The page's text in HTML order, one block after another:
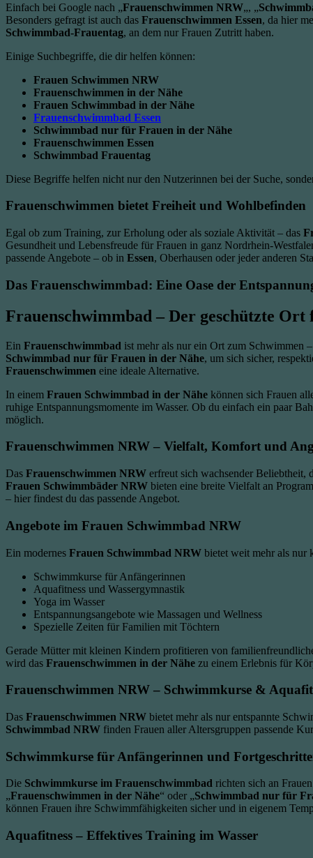
Einfach bei Google nach „Frauenschwimmen NRW„, „
Besonders gefragt ist auch das Frauenschwimmen Essen, da hier
Schwimmbad-Frauentag, an dem nur Frauen Zutritt haben.
Einige Suchbegriffe, die dir helfen können:
Frauen Schwimmen NRW
Frauenschwimmen in der Nähe
Frauen Schwimmbad in der Nähe
Frauenschwimmbad Essen
Schwimmbad nur für Frauen in der Nähe
Frauenschwimmen Essen
Schwimmbad Frauentag
Diese Begriffe helfen nicht nur den Nutzerinnen bei der Suche,
Frauenschwimmen bietet Freiheit und Wohlbefinden
Egal ob zum Training, zur Erholung oder als soziale Aktivität – das
Gesundheit und Lebensfreude für Frauen in ganz Nordrhein-
passende Angebote – ob in Essen, Oberhausen oder jeder anderen
Das Frauenschwimmbad: Eine Oase der
Frauenschwimmbad – Der geschützte Ort
Ein Frauenschwimmbad ist mehr als nur ein Ort zum Schwimmen
Schwimmbad nur für Frauen in der Nähe, um sich sicher,
Frauenschwimmen eine ideale Alternative.
In einem Frauen Schwimmbad in der Nähe können sich Frauen
ruhige Entspannungsmomente im Wasser. Ob du einfach ein paar
möglich.
Frauenschwimmen NRW – Vielfalt, Komfort und
Das Frauenschwimmen NRW erfreut sich wachsender Beliebtheit,
Frauen Schwimmbäder NRW bieten eine breite Vielfalt an
– hier findest du das passende Angebot.
Angebote im Frauen Schwimmbad NRW
Ein modernes Frauen Schwimmbad NRW bietet weit mehr als nur
Schwimmkurse für Anfängerinnen
Aquafitness und Wassergymnastik
Yoga im Wasser
Entspannungsangebote wie Massagen und Wellness
Spezielle Zeiten für Familien mit Töchtern
Gerade Mütter mit kleinen Kindern profitieren von
wird das Frauenschwimmen in der Nähe zu einem Erlebnis für
Frauenschwimmen NRW – Schwimmkurse &
Das Frauenschwimmen NRW bietet mehr als nur entspannte
Schwimmbad NRW finden Frauen aller Altersgruppen passende
Schwimmkurse für Anfängerinnen und
Die Schwimmkurse im Frauenschwimmbad richten sich an
„Frauenschwimmen in der Nähe“ oder „Schwimmbad nur für
können Frauen ihre Schwimmfähigkeiten sicher und in eigenem
Aquafitness – Effektives Training im Wasser